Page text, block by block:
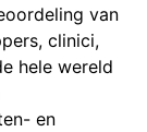
van
clinici,
hele wereld
en